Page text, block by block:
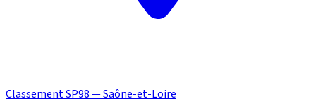
Classement SP98 — Saône-et-Loire